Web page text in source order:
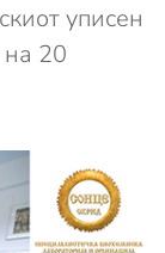
уписен
20